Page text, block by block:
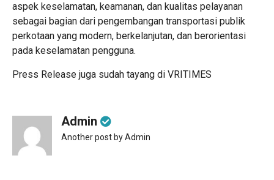
aspek keselamatan, keamanan, dan kualitas pelayanan
sebagai bagian dari pengembangan transportasi publik
perkotaan yang modern, berkelanjutan, dan berorientasi
pada keselamatan pengguna.
Press Release juga sudah tayang di VRITIMES
Admin
Another post by Admin